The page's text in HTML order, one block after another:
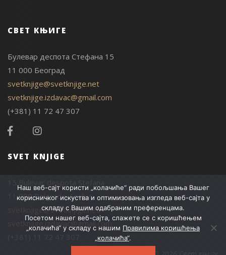
СВЕТ КЊИГЕ
Булевар деспота Стефана 15
11 000 Београд
svetknjige@svetknjige.net
svetknjige.izdavac@gmail.com
(+381) 11 72 47 307
SVET KNJIGE
15 Bulevar despota Stefana
11 000 Belgrade, Serbia
svetknjige@svetknjige.net
svetknjige.izdavac@gmail.com
Наш веб-сајт користи „колачиће“ ради побољшања Вашег
корисничког искуства и оптимизовања изгледа веб-сајта у
складу с Вашим одабраним преференцама.
Посетом нашег веб-сајта, слажете се с коришћењем
„колачића“ у складу с нашим Правилима коришћења
„колачића“.